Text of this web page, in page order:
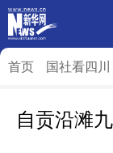
首页 国社看四川
自贡沿滩